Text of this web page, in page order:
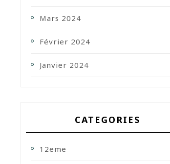
Mars 2024
Février 2024
Janvier 2024
CATEGORIES
12eme